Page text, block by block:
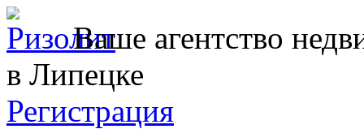
Ваше агентство
в Липецке
Регистрация